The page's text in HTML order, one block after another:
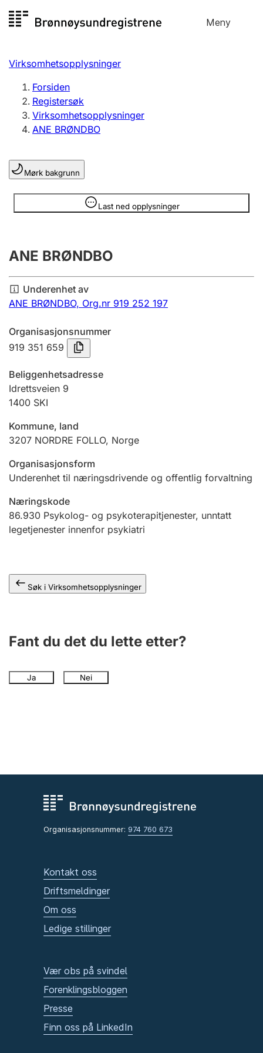
til
Meny
Registersøk
Aksjeselskap
Enkeltpersonforetak
Registrere, endre, slette
Lag og forening
Registrere, endre, slette
Årsregnskap
Innsending og forsinkelsesgebyr
Tinglysing
Jeger
Betaling og jegeravgiftskort
Ektepaktveileder
Andre tema
Virksomhetsopplysninger
Forsiden
Registersøk
Virksomhetsopplysninger
ANE BRØNDBO
Mørk bakgrunn
Last ned opplysninger
Opplysninger er skjult
ANE BRØNDBO
Underenhet av
ANE BRØNDBO, Org.nr 919 252 197
Organisasjonsnummer
919 351 659
Beliggenhetsadresse
Idrettsveien 9
1400 SKI
Kommune, land
3207 NORDRE FOLLO, Norge
Organisasjonsform
Underenhet til næringsdrivende og offentlig forvaltning
Næringskode
86.930 Psykolog- og psykoterapitjenester, unntatt
legetjenester innenfor psykiatri
Søk i Virksomhetsopplysninger
Fant du det du lette etter?
Ja Nei
Organisasjonsnummer: 974 760 673
Kontakt oss
Driftsmeldinger
Om oss
Ledige stillinger
Vær obs på svindel
Forenklingsbloggen
Presse
Finn oss på LinkedIn